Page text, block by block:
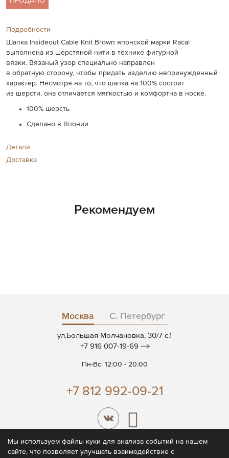
Подробности
Шапка Insideout Cable Knit Brown японской марки Racal
выполнена из шерстяной нити в технике фигурной
вязки. Вязаный узор специально направлен
вобратную сторону, чтобы придать изделию непринужденный
характер. Несмотря нато, что шапка на100% состоит
из шерсти, она отличается мягкостью и комфортна в носке.
100% шерсть
Сделано в Японии
Детали
Доставка
Рекомендуем
Москва С. Петербург
ул.Большая Молчановка, 30/7 c.1
+7 916 007-19-69
Пн-Вс: 12:00 - 20:00
+7 812 992-09-21
Мы используем файлы куки для анализа событий на нашем
сайте, что позволяет улучшать взаимодействие с